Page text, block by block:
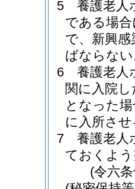
5
養護老人
である場
で、新興
ばならな
6
養護老人
関に入院
となった
に入所さ
7
養護老人
ておくよ
(令六